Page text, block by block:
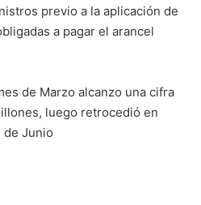
previo a la aplicación de
a pagar el arancel
de Marzo alcanzo una cifra
luego retrocedió en
de Junio